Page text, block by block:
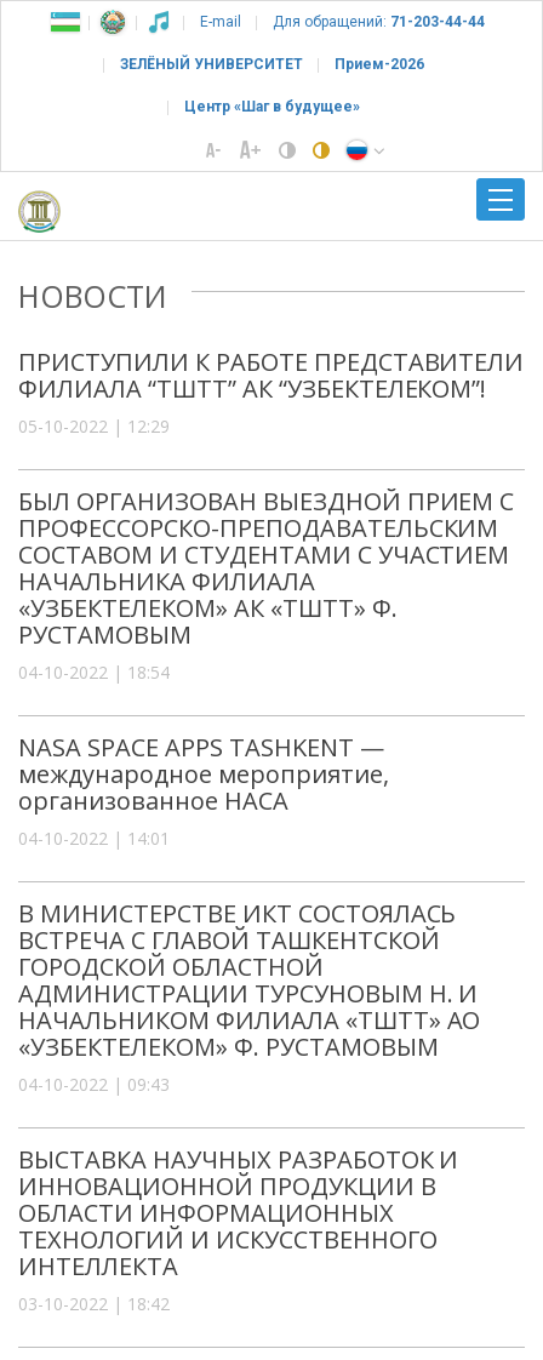
E-mail Для обращений: 71-203-44-44
ЗЕЛЁНЫЙ УНИВЕРСИТЕТ Прием-2026
Центр «Шаг в будущее»
НОВОСТИ
ПРИСТУПИЛИ К РАБОТЕ ПРЕДСТАВИТЕЛИ
ФИЛИАЛА “ТШТТ” АК “УЗБЕКТЕЛЕКОМ”!
05-10-2022 | 12:29
БЫЛ ОРГАНИЗОВАН ВЫЕЗДНОЙ ПРИЕМ С
ПРОФЕССОРСКО-ПРЕПОДАВАТЕЛЬСКИМ
СОСТАВОМ И СТУДЕНТАМИ С УЧАСТИЕМ
НАЧАЛЬНИКА ФИЛИАЛА
«УЗБЕКТЕЛЕКОМ» АК «ТШТТ» Ф.
РУСТАМОВЫМ
04-10-2022 | 18:54
NASA SPACE APPS TASHKENT —
международное мероприятие,
организованное НАСА
04-10-2022 | 14:01
В МИНИСТЕРСТВЕ ИКТ СОСТОЯЛАСЬ
ВСТРЕЧА С ГЛАВОЙ ТАШКЕНТСКОЙ
ГОРОДСКОЙ ОБЛАСТНОЙ
АДМИНИСТРАЦИИ ТУРСУНОВЫМ Н. И
НАЧАЛЬНИКОМ ФИЛИАЛА «ТШТТ» АО
«УЗБЕКТЕЛЕКОМ» Ф. РУСТАМОВЫМ
04-10-2022 | 09:43
ВЫСТАВКА НАУЧНЫХ РАЗРАБОТОК И
ИННОВАЦИОННОЙ ПРОДУКЦИИ В
ОБЛАСТИ ИНФОРМАЦИОННЫХ
ТЕХНОЛОГИЙ И ИСКУССТВЕННОГО
ИНТЕЛЛЕКТА
03-10-2022 | 18:42